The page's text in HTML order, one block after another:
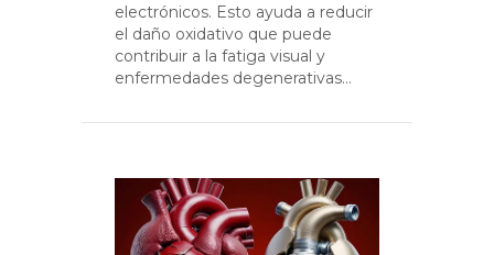
electrónicos. Esto ayuda a reducir
el daño oxidativo que puede
contribuir a la fatiga visual y
enfermedades degenerativas…